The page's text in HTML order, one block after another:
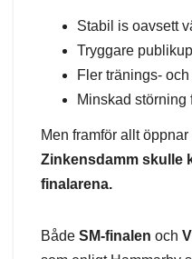
Stabil is oavsett
Tryggare
Fler tränings-
Minskad störning
Men framför allt
Zinkensdamm skulle
finalarena.
Både SM-finalen och